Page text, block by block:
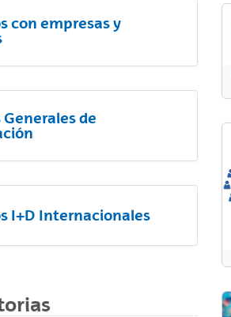
con empresas y
de
I+D Internacionales